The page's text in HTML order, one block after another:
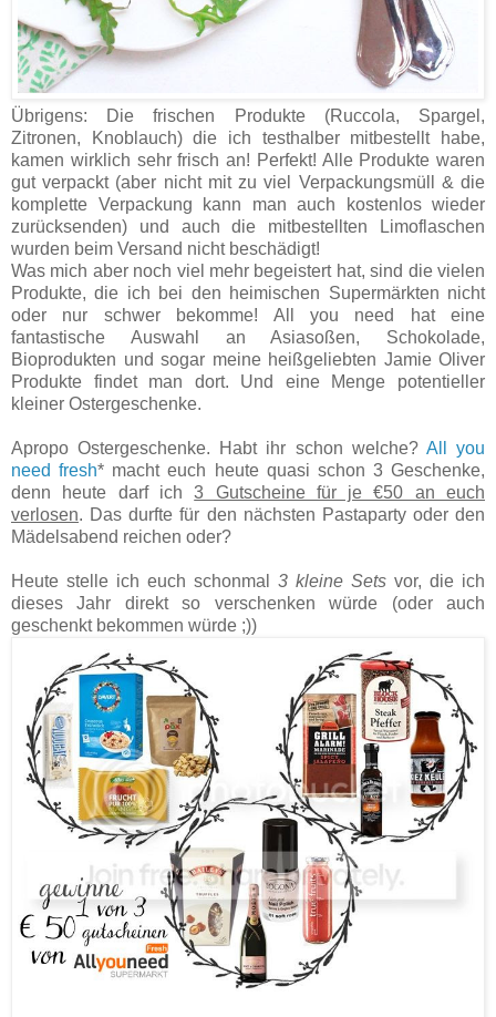
Übrigens: Die frischen Produkte (Ruccola, Spargel,
Zitronen, Knoblauch) die ich testhalber mitbestellt habe,
kamen wirklich sehr frisch an! Perfekt! Alle Produkte waren
gut verpackt (aber nicht mit zu viel Verpackungsmüll & die
komplette Verpackung kann man auch kostenlos wieder
zurücksenden) und auch die mitbestellten Limoflaschen
wurden beim Versand nicht beschädigt!
Was mich aber noch viel mehr begeistert hat, sind die vielen
Produkte, die ich bei den heimischen Supermärkten nicht
oder nur schwer bekomme! All you need hat eine
fantastische Auswahl an Asiasoßen, Schokolade,
Bioprodukten und sogar meine heißgeliebten Jamie Oliver
Produkte findet man dort. Und eine Menge potentieller
kleiner Ostergeschenke.
Apropo Ostergeschenke. Habt ihr schon welche?All you
need fresh* macht euch heute quasi schon 3 Geschenke,
denn heute darf ich3 Gutscheine für je €50 an euch
verlosen. Das durfte für den nächsten Pastaparty oder den
Mädelsabend reichen oder?
Heute stelle ich euch schonmal 3 kleine Sets vor, die ich
dieses Jahr direkt so verschenken würde (oder auch
geschenkt bekommen würde ;))